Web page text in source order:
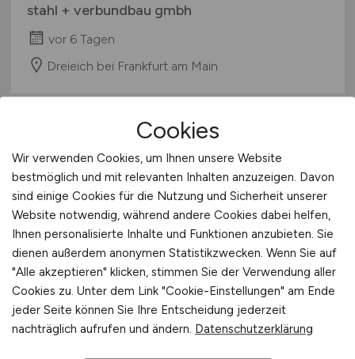
stahl + verbundbau gmbh
vor 6 Tagen
Dreieich bei Frankfurt am Main
Servicetechniker:in -
Baumaschinen(m/w/d)
STRABAG BMTI GMBH & CO. KG
vor 6 Tagen
Cookies
Wir verwenden Cookies, um Ihnen unsere Website
bestmöglich und mit relevanten Inhalten anzuzeigen. Davon
sind einige Cookies für die Nutzung und Sicherheit unserer
Website notwendig, während andere Cookies dabei helfen,
Ihnen personalisierte Inhalte und Funktionen anzubieten. Sie
dienen außerdem anonymen Statistikzwecken. Wenn Sie auf
"Alle akzeptieren" klicken, stimmen Sie der Verwendung aller
Cookies zu. Unter dem Link "Cookie-Einstellungen" am Ende
jeder Seite können Sie Ihre Entscheidung jederzeit
nachträglich aufrufen und ändern. Datenschutzerklärung